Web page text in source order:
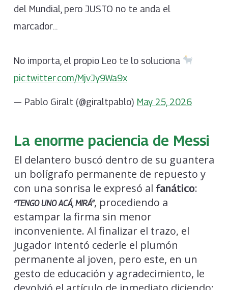
del Mundial, pero JUSTO no te anda el
marcador…
No importa, el propio Leo te lo soluciona
pic.twitter.com/MjvJy9Wa9x
— Pablo Giralt (@giraltpablo) May 25, 2026
La enorme paciencia de Messi
El delantero buscó dentro de su guantera
un bolígrafo permanente de repuesto y
con una sonrisa le expresó al fanático:
“TENGO UNO ACÁ, MIRÁ”, procediendo a
estampar la firma sin menor
inconveniente. Al finalizar el trazo, el
jugador intentó cederle el plumón
permanente al joven, pero este, en un
gesto de educación y agradecimiento, le